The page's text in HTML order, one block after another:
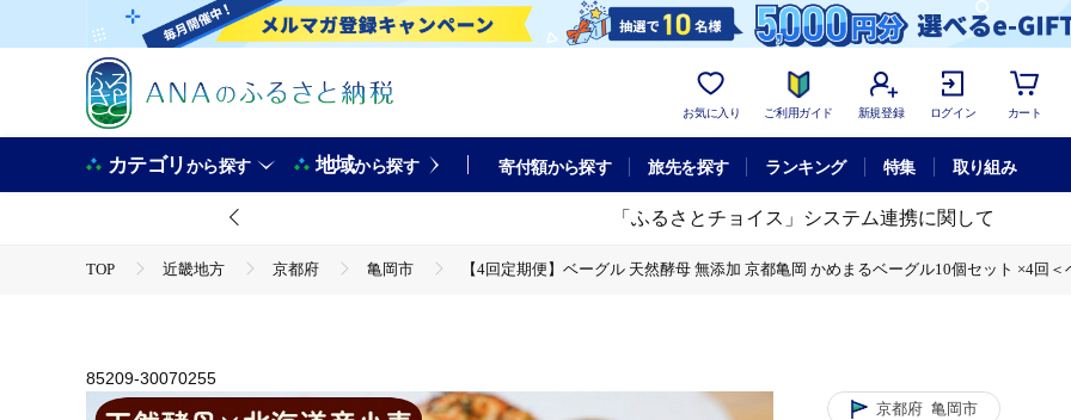
お気に入り ご利用ガイド 新規登録 ログイン カート
カテゴリから探す 地域から探す 寄付額から探す 旅先を探す ランキング 特集 取り組み
「ふるさとチョイス」システム連携に関して
TOP 近畿地方 京都府 亀岡市
【4回定期便】ベーグル 天然酵母 無添加 京都亀岡 かめまるベーグル10個セット ×4回
85209-30070255
京都府 亀岡市